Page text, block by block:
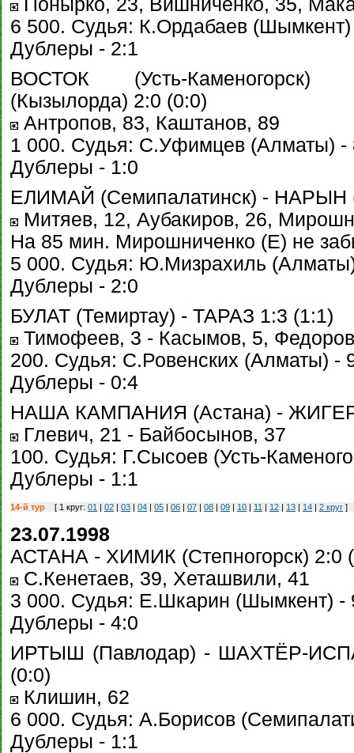
Понырко, 23, Вишниченко, 35,
6 500. Судья: К.Ордабаев (Шымкент)
Дублеры - 2:1
ВОСТОК (Усть-
(Кызылорда) 2:0 (0:0)
Антропов, 83, Каштанов, 89
1 000. Судья: С.Уфимцев (Алматы) -
Дублеры - 1:0
ЕЛИМАЙ (Семипалатинск) - НАРЫН
Митяев, 12, Аубакиров, 26,
На 85 мин. Мирошниченко (Е) не
5 000. Судья: Ю.Мизрахиль
Дублеры - 2:0
БУЛАТ (Темиртау) - ТАРАЗ 1:3 (1:1)
Тимофеев, 3 - Касымов, 5,
200. Судья: С.Ровенских (Алматы) -
Дублеры - 0:4
НАША КАМПАНИЯ (Астана) - ЖИГЕР
Глевич, 21 - Байбосынов, 37
100. Судья: Г.Сысоев (Усть-
Дублеры - 1:1
14-й тур [ 1 круг: 01 | 02 | 03 | 04 | 05 | 06 | 07 | 08 | 09 | 10 | 11 | 12 | 13 | 14 | 2 круг ]
23.07.1998
АСТАНА - ХИМИК (Степногорск) 2:0
С.Кенетаев, 39, Хеташвили, 41
3 000. Судья: Е.Шкарин (Шымкент) -
Дублеры - 4:0
ИРТЫШ (Павлодар) - ШАХТЁР-
(0:0)
Клишин, 62
6 000. Судья: А.Борисов
Дублеры - 1:1